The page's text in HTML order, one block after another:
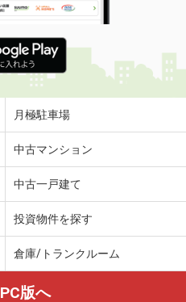
月極駐車場
中古マンション
中古一戸建て
投資物件を探す
倉庫/トランクルーム
PC版へ